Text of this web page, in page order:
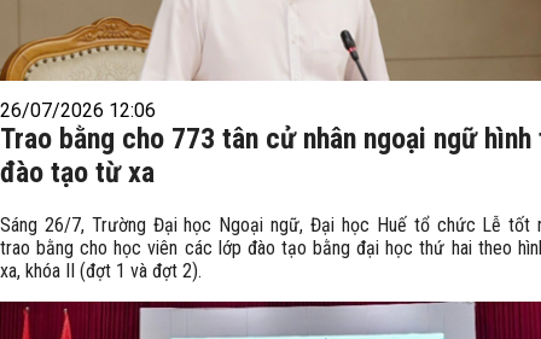
26/07/2026 12:06
Trao bằng cho 773 tân cử nhân ngoại ngữ
đào tạo từ xa
Sáng 26/7, Trường Đại học Ngoại ngữ, Đại học Huế tổ chức Lễ tốt
trao bằng cho học viên các lớp đào tạo bằng đại học thứ hai theo
xa, khóa II (đợt 1 và đợt 2).